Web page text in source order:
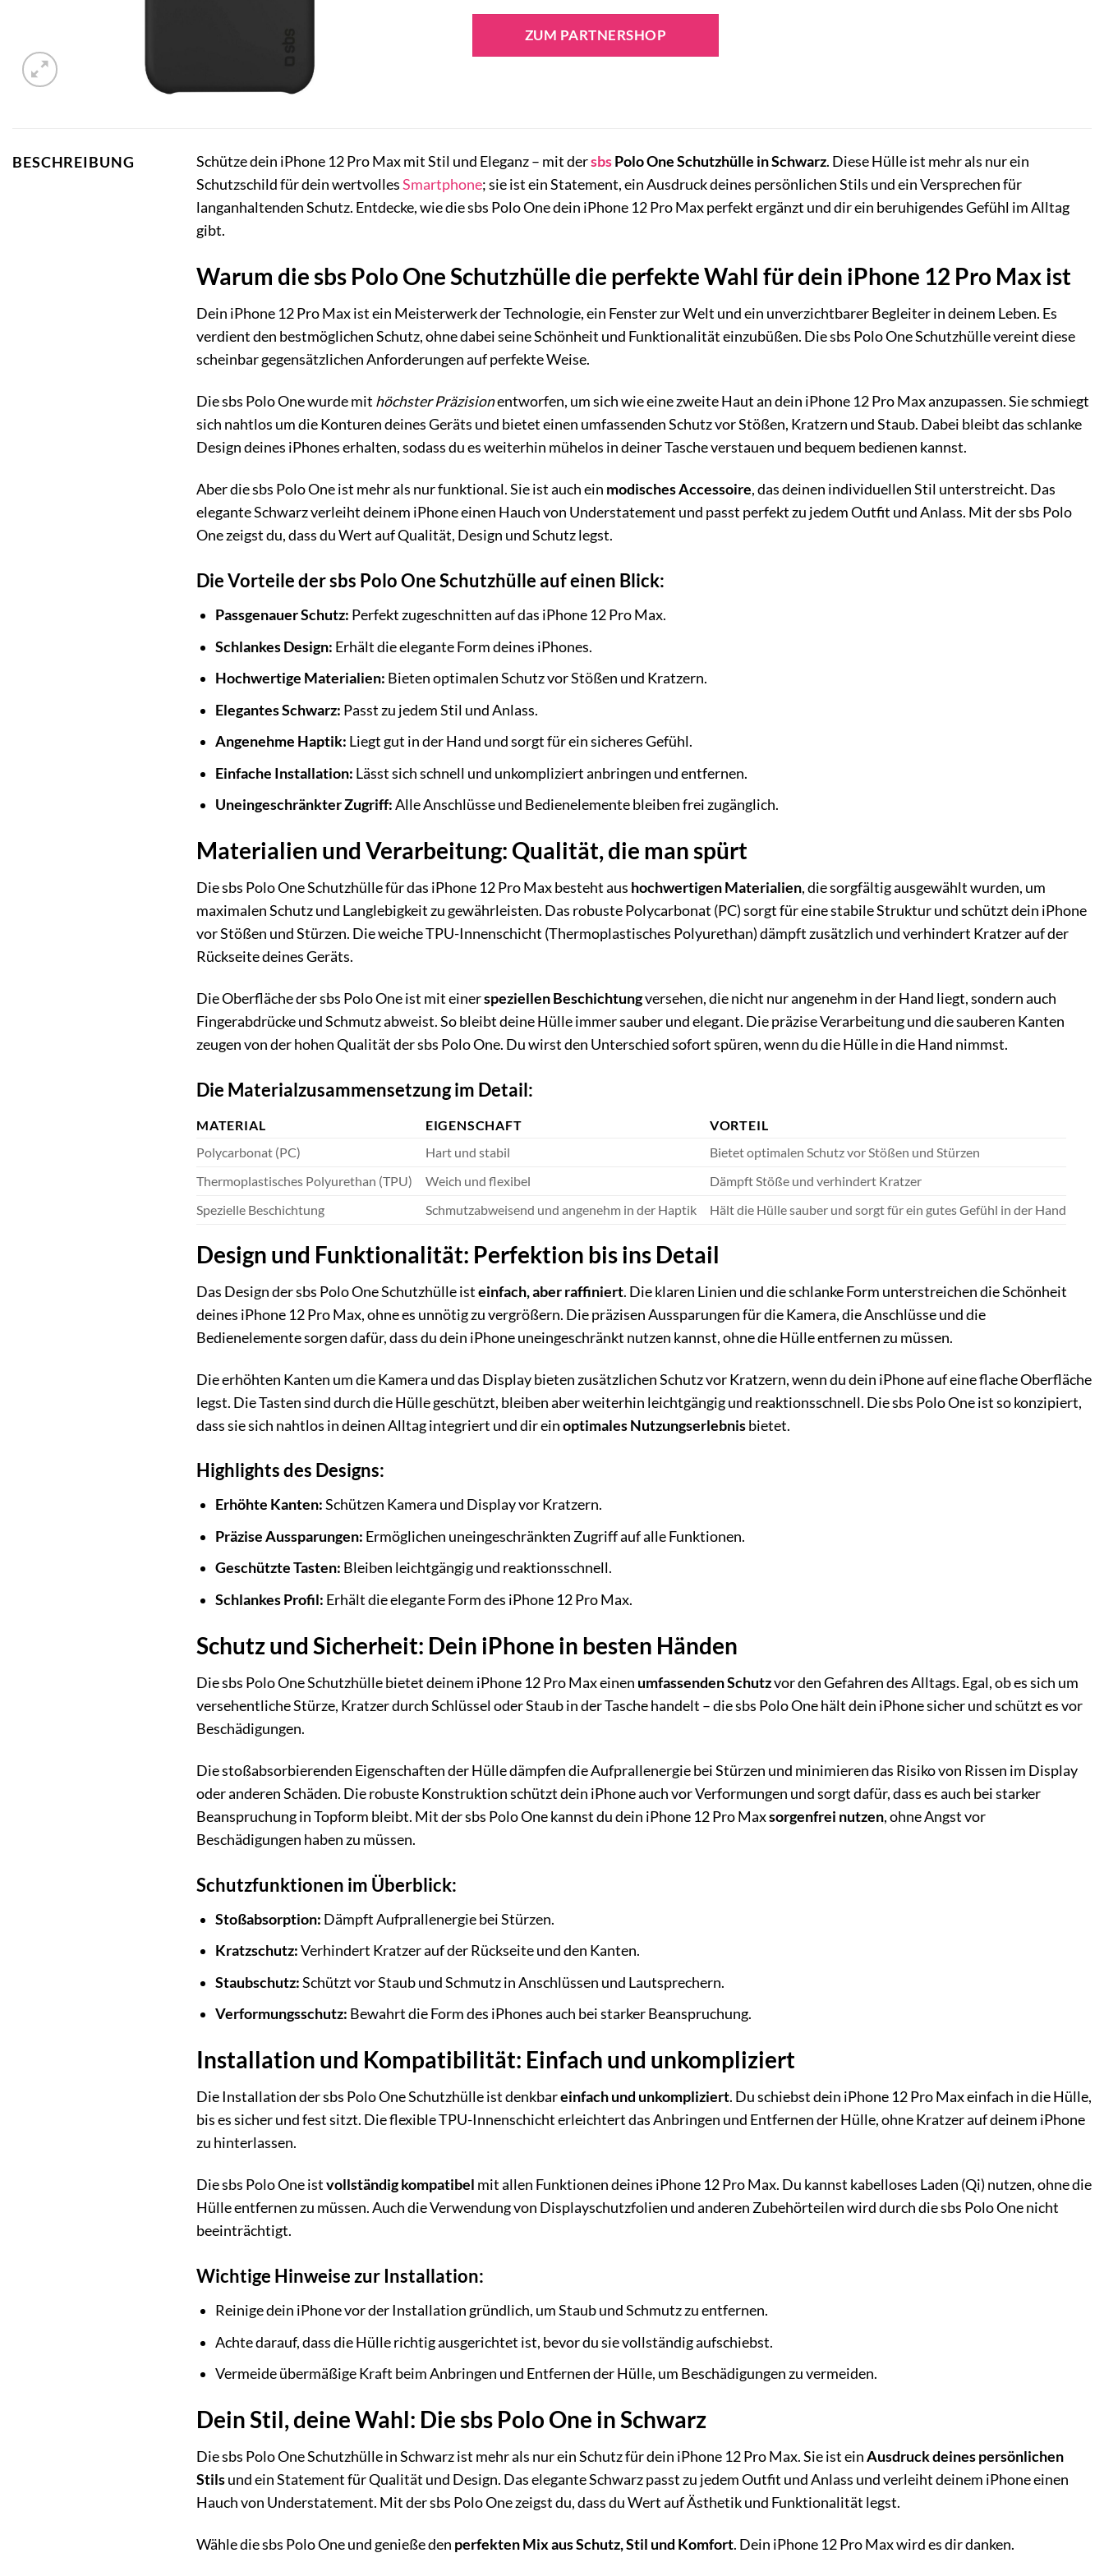
ZUM PARTNERSHOP
BESCHREIBUNG Schütze dein iPhone 12 Pro Max mit Stil und Eleganz – mit dersbsPolo One Schutzhülle in Schwarz. Diese Hülle ist mehr als nur ein
Schutzschild für dein wertvollesSmartphone; sie ist ein Statement, ein Ausdruck deines persönlichen Stils und ein Versprechen für
langanhaltenden Schutz. Entdecke, wie die sbs Polo One dein iPhone 12 Pro Max perfekt ergänzt und dir ein beruhigendes Gefühl im Alltag
gibt.
Warum die sbs Polo One Schutzhülle die perfekte Wahl für dein iPhone 12 Pro Max ist
Dein iPhone 12 Pro Max ist ein Meisterwerk der Technologie, ein Fenster zur Welt und ein unverzichtbarer Begleiter in deinem Leben. Es
verdient den bestmöglichen Schutz, ohne dabei seine Schönheit und Funktionalität einzubüßen. Die sbs Polo One Schutzhülle vereint diese
scheinbar gegensätzlichen Anforderungen auf perfekte Weise.
Die sbs Polo One wurde mit höchster Präzisionentworfen, um sich wie eine zweite Haut an dein iPhone 12 Pro Max anzupassen. Sie schmiegt
sich nahtlos um die Konturen deines Geräts und bietet einen umfassenden Schutz vor Stößen, Kratzern und Staub. Dabei bleibt das schlanke
Design deines iPhones erhalten, sodass du es weiterhin mühelos in deiner Tasche verstauen und bequem bedienen kannst.
Aber die sbs Polo One ist mehr als nur funktional. Sie ist auch ein modisches Accessoire, das deinen individuellen Stil unterstreicht. Das
elegante Schwarz verleiht deinem iPhone einen Hauch von Understatement und passt perfekt zu jedem Outfit und Anlass. Mit der sbs Polo
One zeigst du, dass du Wert auf Qualität, Design und Schutz legst.
Die Vorteile der sbs Polo One Schutzhülle auf einen Blick:
Passgenauer Schutz: Perfekt zugeschnitten auf das iPhone 12 Pro Max.
Schlankes Design: Erhält die elegante Form deines iPhones.
Hochwertige Materialien: Bieten optimalen Schutz vor Stößen und Kratzern.
Elegantes Schwarz: Passt zu jedem Stil und Anlass.
Angenehme Haptik: Liegt gut in der Hand und sorgt für ein sicheres Gefühl.
Einfache Installation: Lässt sich schnell und unkompliziert anbringen und entfernen.
Uneingeschränkter Zugriff:Alle Anschlüsse und Bedienelemente bleiben frei zugänglich.
Materialien und Verarbeitung: Qualität, die man spürt
Die sbs Polo One Schutzhülle für das iPhone 12 Pro Max besteht aus hochwertigen Materialien, die sorgfältig ausgewählt wurden, um
maximalen Schutz und Langlebigkeit zu gewährleisten. Das robuste Polycarbonat (PC) sorgt für eine stabile Struktur und schützt dein iPhone
vor Stößen und Stürzen. Die weiche TPU-Innenschicht (Thermoplastisches Polyurethan) dämpft zusätzlich und verhindert Kratzer auf der
Rückseite deines Geräts.
Die Oberfläche der sbs Polo One ist mit einerspeziellen Beschichtungversehen, die nicht nur angenehm in der Hand liegt, sondern auch
Fingerabdrücke und Schmutz abweist. So bleibt deine Hülle immer sauber und elegant. Die präzise Verarbeitung und die sauberen Kanten
zeugen von der hohen Qualität der sbs Polo One. Du wirst den Unterschied sofort spüren, wenn du die Hülle in die Hand nimmst.
Die Materialzusammensetzung im Detail:
MATERIAL EIGENSCHAFT
VORTEIL
Polycarbonat (PC)
Hart und stabil
Bietet optimalen Schutz vor Stößen und Stürzen
Thermoplastisches Polyurethan (TPU)
Weich und flexibel
Dämpft Stöße und verhindert Kratzer
Spezielle Beschichtung
Schmutzabweisend und angenehm in der Haptik Hält die Hülle sauber und sorgt für ein gutes Gefühl in der Hand
Design und Funktionalität: Perfektion bis ins Detail
Das Design der sbs Polo One Schutzhülle isteinfach, aber raffiniert. Die klaren Linien und die schlanke Form unterstreichen die Schönheit
deines iPhone 12 Pro Max, ohne es unnötig zu vergrößern. Die präzisen Aussparungen für die Kamera, die Anschlüsse und die
Bedienelemente sorgen dafür, dass du dein iPhone uneingeschränkt nutzen kannst, ohne die Hülle entfernen zu müssen.
Die erhöhten Kanten um die Kamera und das Display bieten zusätzlichen Schutz vor Kratzern, wenn du dein iPhone auf eine flache Oberfläche
legst. Die Tasten sind durch die Hülle geschützt, bleiben aber weiterhin leichtgängig und reaktionsschnell. Die sbs Polo One ist so konzipiert,
dass sie sich nahtlos in deinen Alltag integriert und dir einoptimales Nutzungserlebnisbietet.
Highlights des Designs:
Erhöhte Kanten:Schützen Kamera und Display vor Kratzern.
Präzise Aussparungen: Ermöglichen uneingeschränkten Zugriff auf alle Funktionen.
Geschützte Tasten: Bleiben leichtgängig und reaktionsschnell.
Schlankes Profil: Erhält die elegante Form des iPhone 12 Pro Max.
Schutz und Sicherheit: Dein iPhone in besten Händen
Die sbs Polo One Schutzhülle bietet deinem iPhone 12 Pro Max einen umfassenden Schutzvor den Gefahren des Alltags. Egal, ob es sich um
versehentliche Stürze, Kratzer durch Schlüssel oder Staub in der Tasche handelt – die sbs Polo One hält dein iPhone sicher und schützt es vor
Beschädigungen.
Die stoßabsorbierenden Eigenschaften der Hülle dämpfen die Aufprallenergie bei Stürzen und minimieren das Risiko von Rissen im Display
oder anderen Schäden. Die robuste Konstruktion schützt dein iPhone auch vor Verformungen und sorgt dafür, dass es auch bei starker
Beanspruchung in Topform bleibt. Mit der sbs Polo One kannst du dein iPhone 12 Pro Maxsorgenfrei nutzen, ohne Angst vor
Beschädigungen haben zu müssen.
Schutzfunktionen im Überblick:
Stoßabsorption: Dämpft Aufprallenergie bei Stürzen.
Kratzschutz:Verhindert Kratzer auf der Rückseite und den Kanten.
Staubschutz:Schützt vor Staub und Schmutz in Anschlüssen und Lautsprechern.
Verformungsschutz: Bewahrt die Form des iPhones auch bei starker Beanspruchung.
Installation und Kompatibilität: Einfach und unkompliziert
Die Installation der sbs Polo One Schutzhülle ist denkbareinfach und unkompliziert. Du schiebst dein iPhone 12 Pro Max einfach in die Hülle,
bis es sicher und fest sitzt. Die flexible TPU-Innenschicht erleichtert das Anbringen und Entfernen der Hülle, ohne Kratzer auf deinem iPhone
zu hinterlassen.
Die sbs Polo One istvollständig kompatibel mit allen Funktionen deines iPhone 12 Pro Max. Du kannst kabelloses Laden (Qi) nutzen, ohne die
Hülle entfernen zu müssen. Auch die Verwendung von Displayschutzfolien und anderen Zubehörteilen wird durch die sbs Polo One nicht
beeinträchtigt.
Wichtige Hinweise zur Installation:
Reinige dein iPhone vor der Installation gründlich, um Staub und Schmutz zu entfernen.
Achte darauf, dass die Hülle richtig ausgerichtet ist, bevor du sie vollständig aufschiebst.
Vermeide übermäßige Kraft beim Anbringen und Entfernen der Hülle, um Beschädigungen zu vermeiden.
Dein Stil, deine Wahl: Die sbs Polo One in Schwarz
Die sbs Polo One Schutzhülle in Schwarz ist mehr als nur ein Schutz für dein iPhone 12 Pro Max. Sie ist einAusdruck deines persönlichen
Stilsund ein Statement für Qualität und Design. Das elegante Schwarz passt zu jedem Outfit und Anlass und verleiht deinem iPhone einen
Hauch von Understatement. Mit der sbs Polo One zeigst du, dass du Wert auf Ästhetik und Funktionalität legst.
Wähle die sbs Polo One und genieße den perfekten Mix aus Schutz, Stil und Komfort. Dein iPhone 12 Pro Max wird es dir danken.